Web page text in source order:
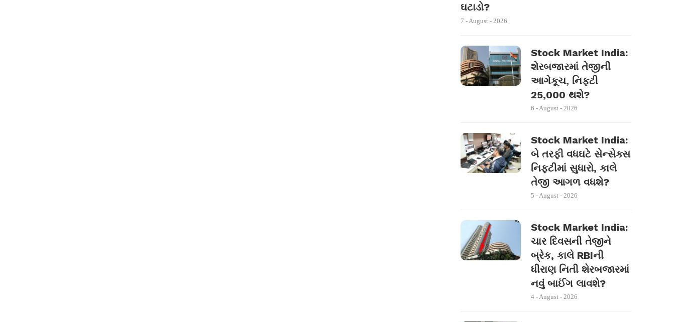
ઘટાડો?
7 - August - 2026
Stock Market India:
શેરબજારમાં તેજીની
આગેકૂચ, નિફ્ટી
25,000 થશે?
6 - August - 2026
Stock Market India:
બે તરફી વધઘટે સેન્સેક્સ
નિફ્ટીમાં સુધારો, કાલે
તેજી આગળ વધશે?
5 - August - 2026
Stock Market India:
ચાર દિવસની તેજીને
બ્રેક, કાલે RBIની
ધીરાણ નિતી શેરબજારમાં
નવું બાઈંગ લાવશે?
4 - August - 2026